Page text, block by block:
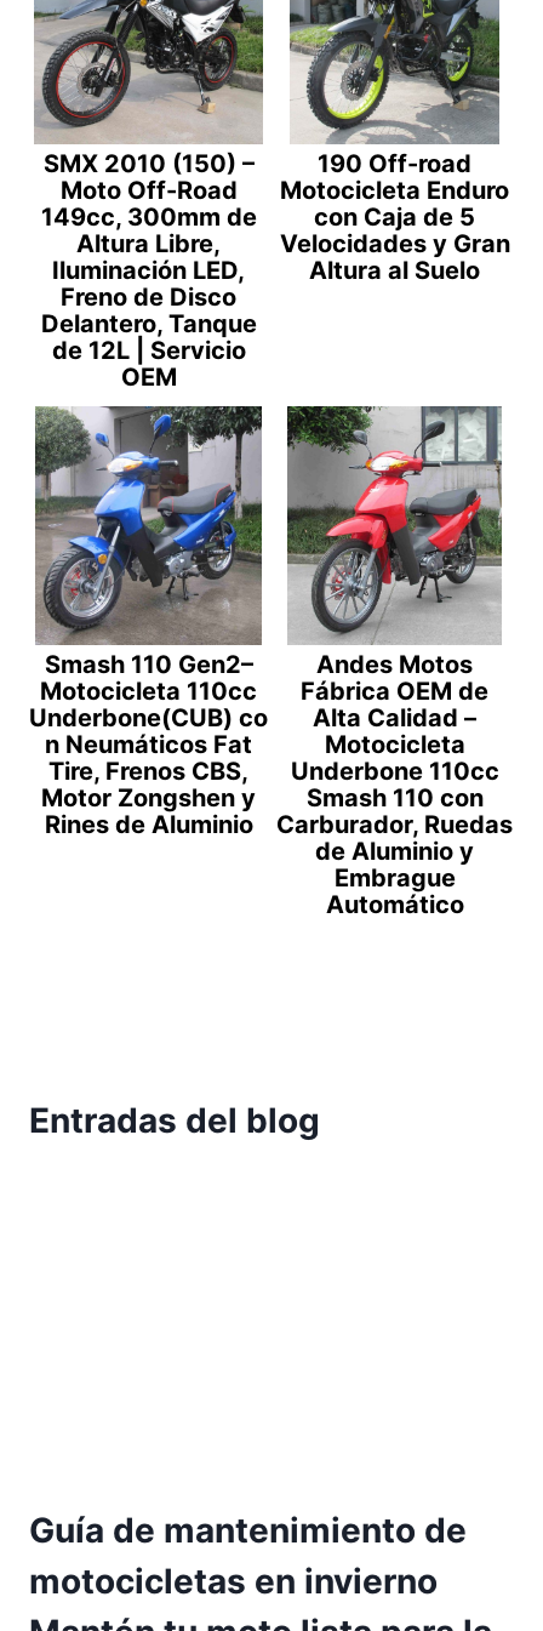
SMX 2010 (150) –
Moto Off-Road
149cc, 300mm de
Altura Libre,
Iluminación LED,
Freno de Disco
Delantero, Tanque
de 12L | Servicio
OEM
190 Off-road
Motocicleta Enduro
con Caja de 5
Velocidades y Gran
Altura al Suelo
Smash 110 Gen2–
Motocicleta 110cc
Underbone(CUB) co
n Neumáticos Fat
Tire, Frenos CBS,
Motor Zongshen y
Rines de Aluminio
Andes Motos
Fábrica OEM de
Alta Calidad –
Motocicleta
Underbone 110cc
Smash 110 con
Carburador, Ruedas
de Aluminio y
Embrague
Automático
Entradas del blog
Guía de mantenimiento de
motocicletas en invierno